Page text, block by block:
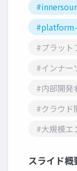
#プラット
#インナー
#内部開発
#クラウド
#大規模エ
スライド概